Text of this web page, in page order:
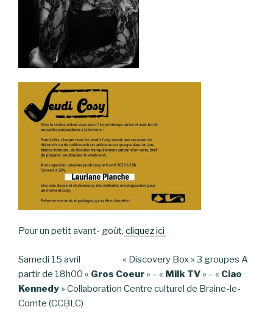
Pour un petit avant- goût, cliquez ici
Samedi 15 avril « Discovery Box » 3 groupes A
partir de 18h00 « Gros Coeur » – « Milk TV » – « Ciao
Kennedy » Collaboration Centre culturel de Braine-le-
Comte (CCBLC)